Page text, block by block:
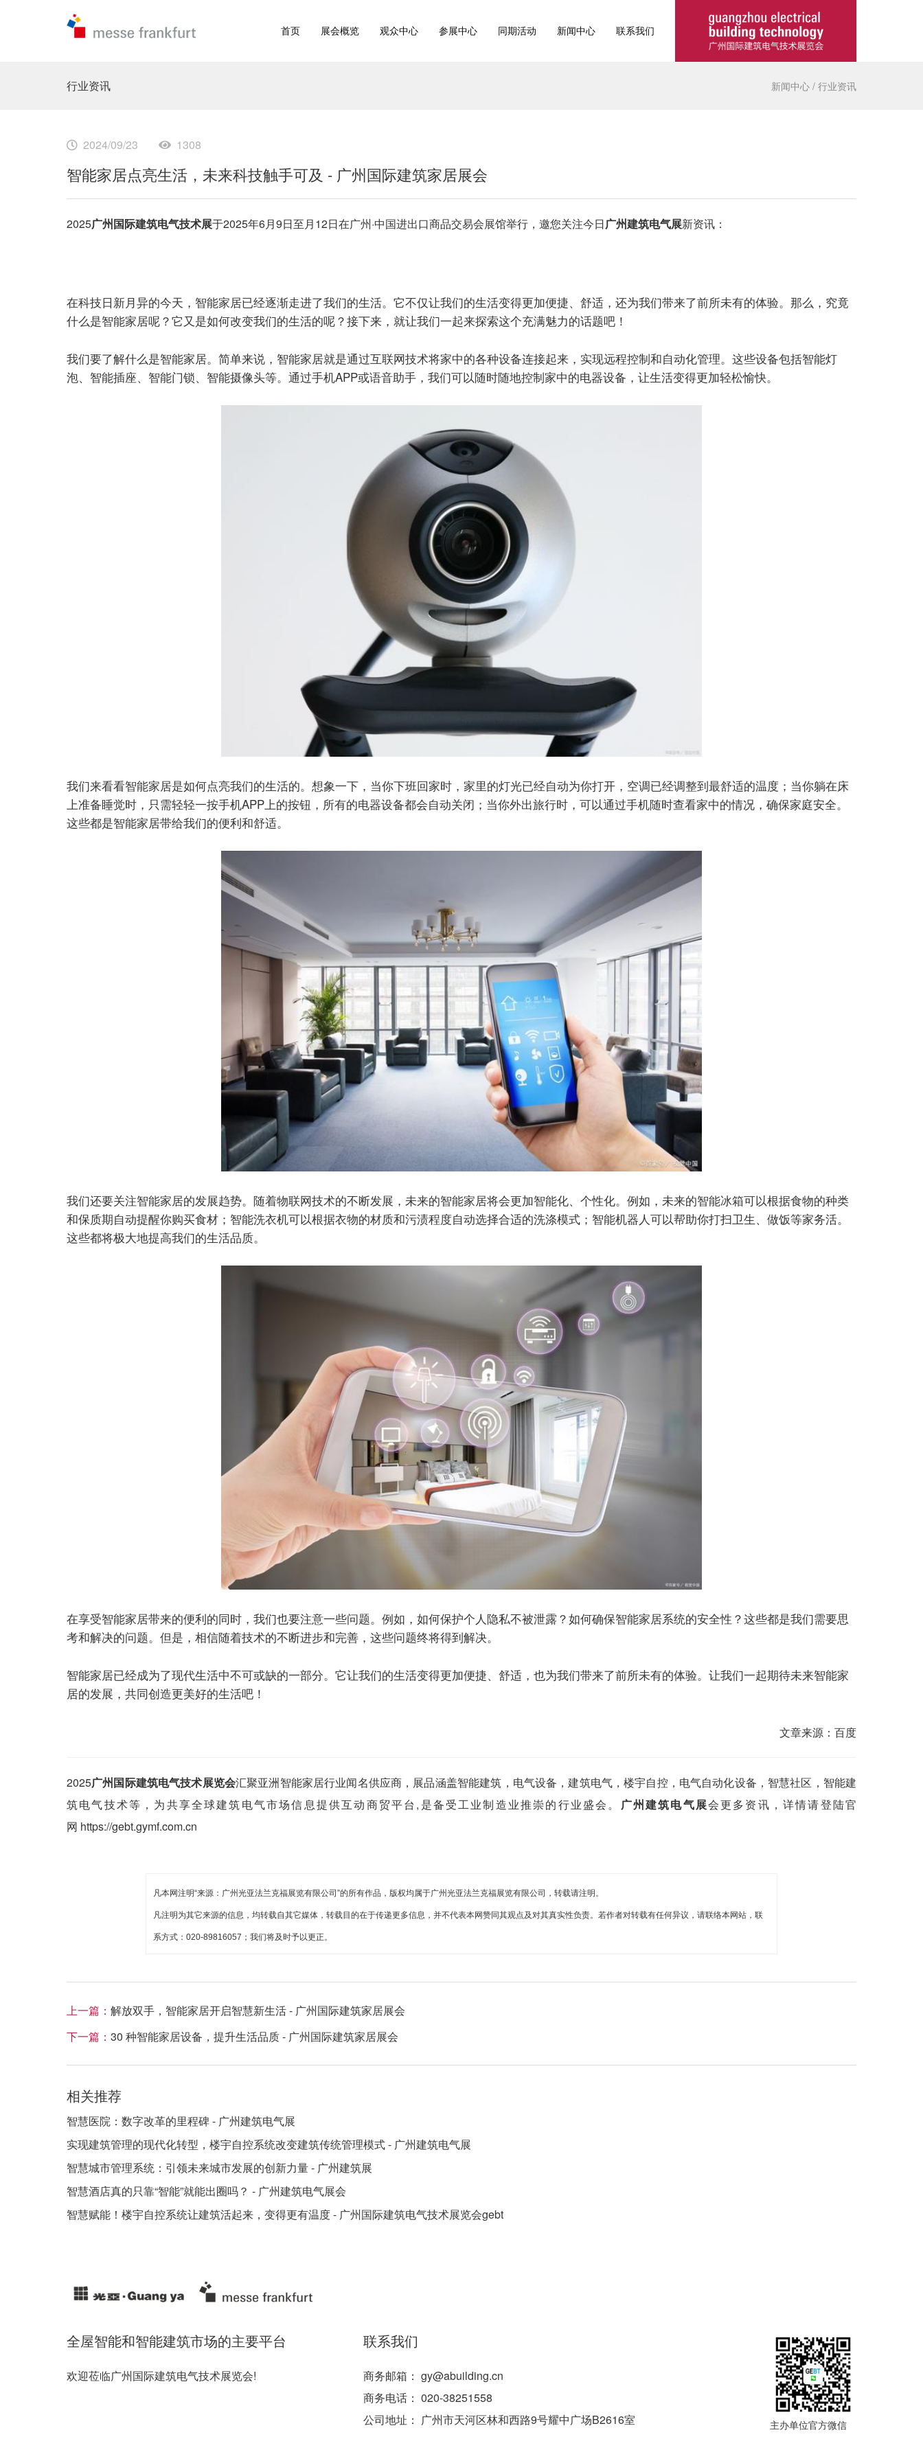
首页 展会概览 观众中心 参展中心 同期活动 新闻中心 联系我们
行业资讯 新闻中心 / 行业资讯
2024/09/23 1308
智能家居点亮生活，未来科技触手可及 - 广州国际建筑家居展会
2025广州国际建筑电气技术展于2025年6月9日至月12日在广州·中国进出口商品交易会展馆举行，邀您关注今日广州建筑电气展新资讯：
在科技日新月异的今天，智能家居已经逐渐走进了我们的生活。它不仅让我们的生活变得更加便捷、舒适，还为我们带来了前所未有的体验。那么，究竟
什么是智能家居呢？它又是如何改变我们的生活的呢？接下来，就让我们一起来探索这个充满魅力的话题吧！
我们要了解什么是智能家居。简单来说，智能家居就是通过互联网技术将家中的各种设备连接起来，实现远程控制和自动化管理。这些设备包括智能灯
泡、智能插座、智能门锁、智能摄像头等。通过手机APP或语音助手，我们可以随时随地控制家中的电器设备，让生活变得更加轻松愉快。
我们来看看智能家居是如何点亮我们的生活的。想象一下，当你下班回家时，家里的灯光已经自动为你打开，空调已经调整到最舒适的温度；当你躺在床
上准备睡觉时，只需轻轻一按手机APP上的按钮，所有的电器设备都会自动关闭；当你外出旅行时，可以通过手机随时查看家中的情况，确保家庭安全。
这些都是智能家居带给我们的便利和舒适。
我们还要关注智能家居的发展趋势。随着物联网技术的不断发展，未来的智能家居将会更加智能化、个性化。例如，未来的智能冰箱可以根据食物的种类
和保质期自动提醒你购买食材；智能洗衣机可以根据衣物的材质和污渍程度自动选择合适的洗涤模式；智能机器人可以帮助你打扫卫生、做饭等家务活。
这些都将极大地提高我们的生活品质。
在享受智能家居带来的便利的同时，我们也要注意一些问题。例如，如何保护个人隐私不被泄露？如何确保智能家居系统的安全性？这些都是我们需要思
考和解决的问题。但是，相信随着技术的不断进步和完善，这些问题终将得到解决。
智能家居已经成为了现代生活中不可或缺的一部分。它让我们的生活变得更加便捷、舒适，也为我们带来了前所未有的体验。让我们一起期待未来智能家
居的发展，共同创造更美好的生活吧！
文章来源：百度
2025广州国际建筑电气技术展览会汇聚亚洲智能家居行业闻名供应商，展品涵盖智能建筑，电气设备，建筑电气，楼宇自控，电气自动化设备，智慧社区，智能建
筑电气技术等，为共享全球建筑电气市场信息提供互动商贸平台,是备受工业制造业推崇的行业盛会。 广州建筑电气展会更多资讯，详情请登陆官
网 https://gebt.gymf.com.cn
凡本网注明“来源：广州光亚法兰克福展览有限公司”的所有作品，版权均属于广州光亚法兰克福展览有限公司，转载请注明。
凡注明为其它来源的信息，均转载自其它媒体，转载目的在于传递更多信息，并不代表本网赞同其观点及对其真实性负责。若作者对转载有任何异议，请联络本网站，联
系方式：020-89816057；我们将及时予以更正。
上一篇： 解放双手，智能家居开启智慧新生活 - 广州国际建筑家居展会
下一篇： 30 种智能家居设备，提升生活品质 - 广州国际建筑家居展会
相关推荐
智慧医院：数字改革的里程碑 - 广州建筑电气展
实现建筑管理的现代化转型，楼宇自控系统改变建筑传统管理模式 - 广州建筑电气展
智慧城市管理系统：引领未来城市发展的创新力量 - 广州建筑展
智慧酒店真的只靠“智能”就能出圈吗？ - 广州建筑电气展会
智慧赋能！楼宇自控系统让建筑活起来，变得更有温度 - 广州国际建筑电气技术展览会gebt
全屋智能和智能建筑市场的主要平台
欢迎莅临广州国际建筑电气技术展览会!
联系我们
商务邮箱： gy@abuilding.cn
商务电话： 020-38251558
公司地址： 广州市天河区林和西路9号耀中广场B2616室 主办单位官方微信